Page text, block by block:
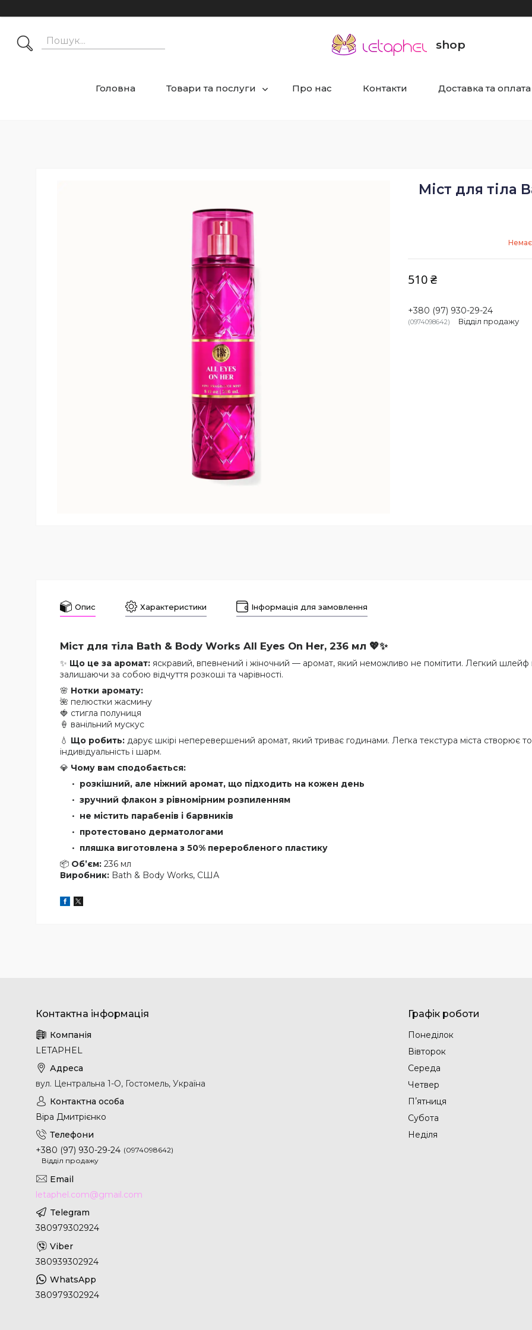
shop
Головна Товари та послуги Про нас Контакти Доставка та оплата
Міст для тіла
Немає
510 ₴
+380 (97) 930-29-24
0974098642 Відділ продажу
Опис Характеристики Інформація для замовлення
Міст для тіла Bath & Body Works All Eyes On Her, 236 мл 💖✨
✨ Що це за аромат: яскравий, впевнений і жіночний — аромат, який неможливо не помітити. Легкий шлейф
залишаючи за собою відчуття розкоші та чарівності.
🌸 Нотки аромату:
🌺 пелюстки жасмину
🍓 стигла полуниця
🍦 ванільний мускус
💧 Що робить: дарує шкірі неперевершений аромат, який триває годинами. Легка текстура міста створює
індивідуальність і шарм.
💎 Чому вам сподобається:
розкішний, але ніжний аромат, що підходить на кожен день
зручний флакон з рівномірним розпиленням
не містить парабенів і барвників
протестовано дерматологами
пляшка виготовлена з 50% переробленого пластику
📦 Об’єм: 236 мл
Виробник: Bath & Body Works, США
LETAPHEL
вул. Центральна 1-О, Гостомель, Україна
Віра Дмитрієнко
+380 (97) 930-29-24
0974098642
Відділ продажу
letaphel.com@gmail.com
380979302924
380939302924
380979302924
Графік роботи
Понеділок
Вівторок
Середа
Четвер
Пʼятниця
Субота
Неділя